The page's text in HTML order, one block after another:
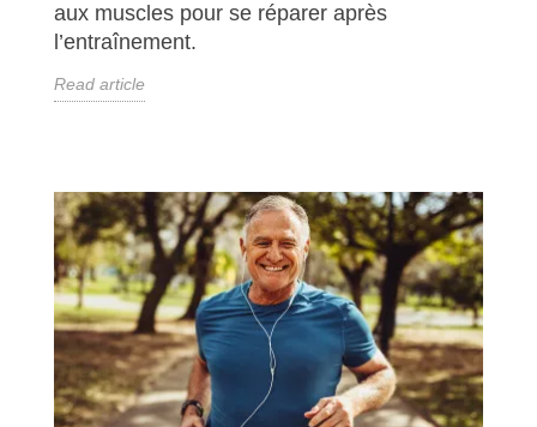
aux muscles pour se réparer après
l’entraînement.
Read article